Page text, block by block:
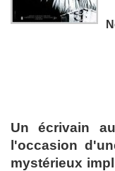
Un écrivain
l'occasion
mystérieux